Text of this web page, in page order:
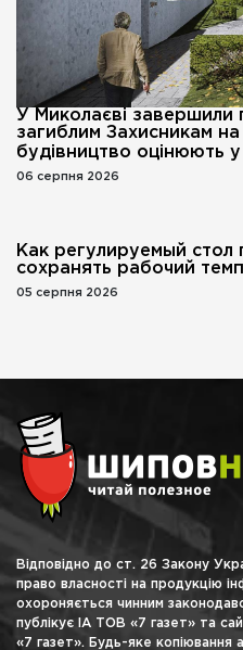
У Миколаєві завершили
загиблим Захисникам
будівництво оцінюють у
06 серпня 2026
Как регулируемый стол
сохранять рабочий темп
05 серпня 2026
Відповідно до ст. 26 Закону
право власності на продукцію
охороняється чинним
публікує ІА ТОВ «7 газет» та
«7 газет». Будь-яке